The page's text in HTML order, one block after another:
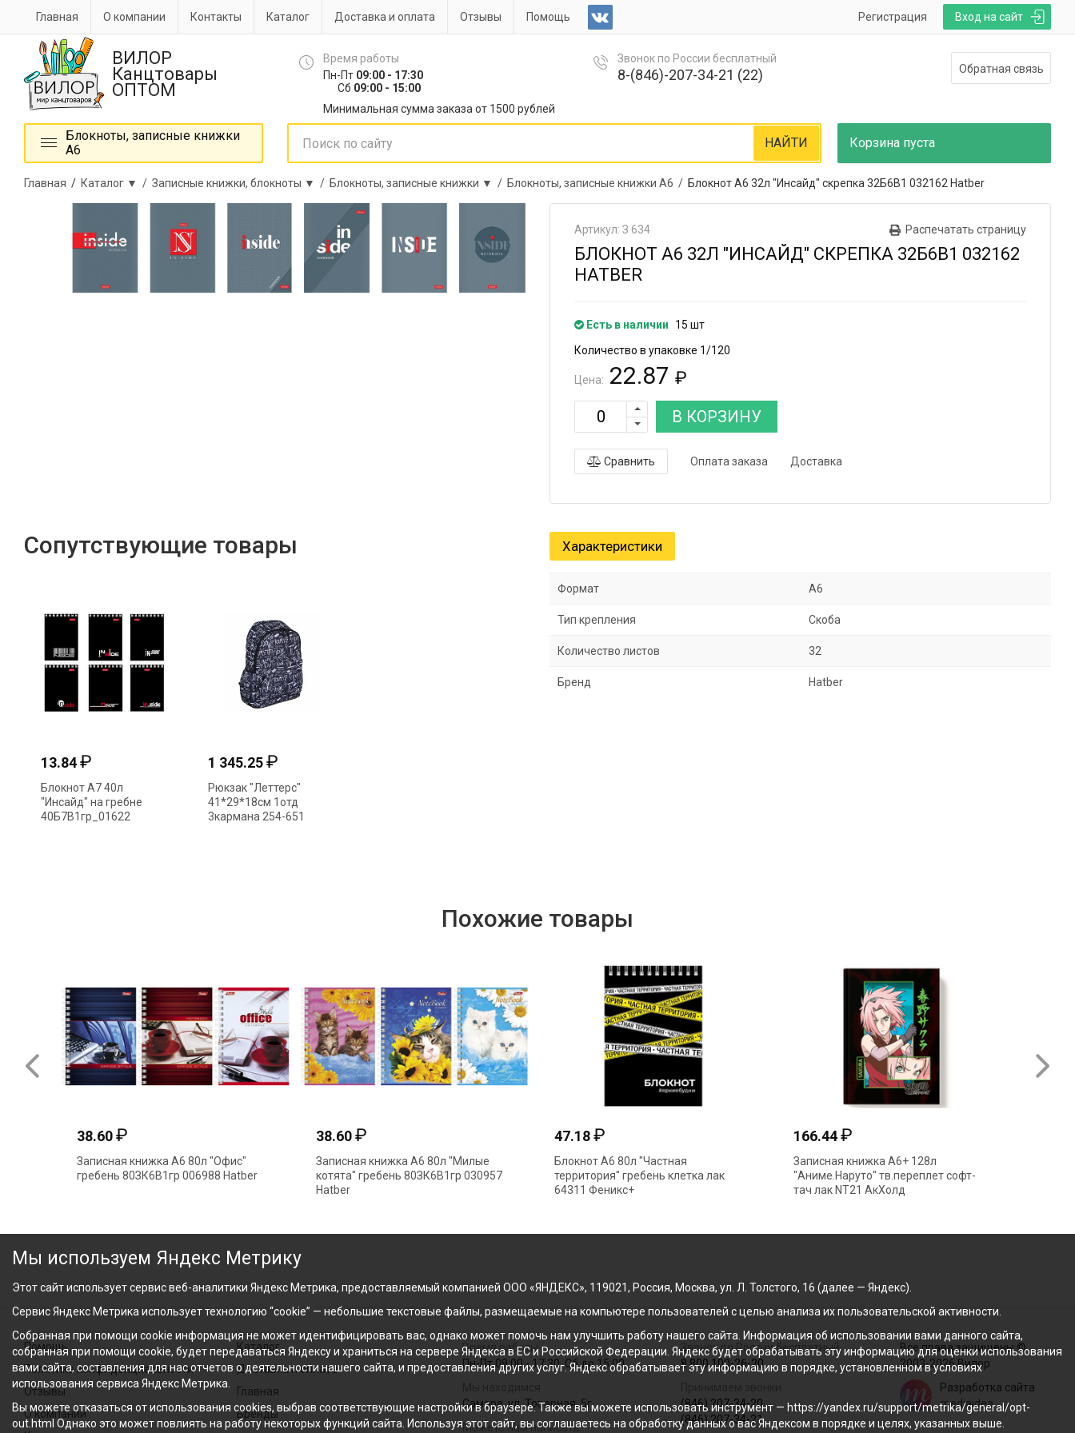
Вход на сайт
Регистрация
Главная О компании Контакты Каталог Доставка и оплата Отзывы Помощь
ВИЛОР
Канцтовары
ОПТОМ
Время работы
Пн-Пт 09:00 - 17:30
Сб 09:00 - 15:00
Минимальная сумма заказа от 1500 рублей
Звонок по России бесплатный
8-(846)-207-34-21 (22) Обратная связь
Блокноты, записные книжки
А6
Корзина пуста
НАЙТИ
Главная / Каталог ▼ / Записные книжки, блокноты ▼ / Блокноты, записные книжки ▼ / Блокноты, записные книжки А6 / Блокнот А6 32л "Инсайд" скрепка 32Б6В1 032162 Hatber
Распечатать страницу
Артикул: З 634
БЛОКНОТ А6 32Л "ИНСАЙД" СКРЕПКА 32Б6В1 032162
HATBER
Есть в наличии
15 шт
Количество в упаковке 1/120
Цена: 22.87 ₽
В КОРЗИНУ
Сравнить Оплата заказа Доставка
Сопутствующие товары
13.84₽
Блокнот А7 40л
"Инсайд" на гребне
40Б7B1гр_01622
1 345.25₽
Рюкзак "Леттерс"
41*29*18см 1отд
3кармана 254-651
Характеристики
Формат А6
Тип крепления Скоба
Количество листов 32
Бренд Hatber
Похожие товары
166.44₽
Записная книжка А6+ 128л
"Аниме.Наруто" тв.переплет софт-
₽
Записная книжка А6 80л "Офис"
гребень 80ЗК6В1гр 006988 Hatber
38.60₽
Записная книжка А6 80л "Милые
котята" гребень 80ЗК6В1гр 030957
₽
Блокнот А6 80л "Частная
территория" гребень клетка лак
64311 Феникс+
Помощь
Политика конфиденциальности
Отзывы
О компании
Каталог
Доставка и оплата
Главная
Бренды
Время работы
Пн-Пт 09:00 - 17:30, Сб до 15:00
Самара, ул. Товарная, 5г
Можете нам написать
Звонок по России бесплатный
8 800 100-26-20
(846) 207-34-20
(846) 207-34-21
Все права защищены ©
2003-2026 Вилор
Разработка сайта
mediaidea
Мы используем Яндекс Метрику
Этот сайт использует сервис веб-аналитики Яндекс Метрика, предоставляемый компанией ООО «ЯНДЕКС», 119021, Россия, Москва, ул. Л. Толстого, 16 (далее — Яндекс).
Сервис Яндекс Метрика использует технологию “cookie” — небольшие текстовые файлы, размещаемые на компьютере пользователей с целью анализа их пользовательской активности.
Собранная при помощи cookie информация не может идентифицировать вас, однако может помочь нам улучшить работу нашего сайта. Информация об использовании вами данного сайта,
собранная при помощи cookie, будет передаваться Яндексу и храниться на сервере Яндекса в ЕС и Российской Федерации. Яндекс будет обрабатывать эту информацию для оценки использования
вами сайта, составления для нас отчетов о деятельности нашего сайта, и предоставления других услуг. Яндекс обрабатывает эту информацию в порядке, установленном в условиях
использования сервиса Яндекс Метрика.
Вы можете отказаться от использования cookies, выбрав соответствующие настройки в браузере. Также вы можете использовать инструмент — https://yandex.ru/support/metrika/general/opt-
out.html Однако это может повлиять на работу некоторых функций сайта. Используя этот сайт, вы соглашаетесь на обработку данных о вас Яндексом в порядке и целях, указанных выше.